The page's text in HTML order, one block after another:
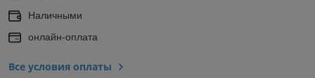
Наличными
онлайн-оплата
Все условия оплаты